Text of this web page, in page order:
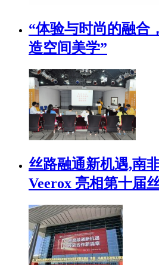
“体验与时尚的融合
造空间美学”
丝路融通新机遇,南
Veerox 亮相第十届